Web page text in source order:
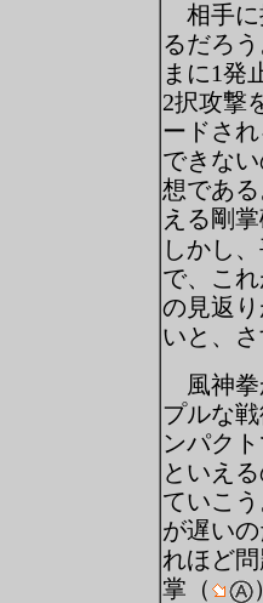
相手に
るだろ
まに1発
2択攻撃
ードさ
できな
想であ
える剛
しかし
で、こ
の見返
いと、
風神拳
プルな
ンパク
といえる
ていこ
が遅い
れほど
掌（